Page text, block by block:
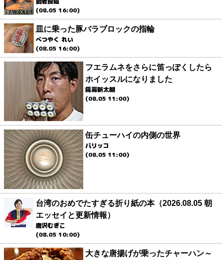
(08.05 16:00)
皿に乗った豚バラブロックの指輪
べつやく れい
(08.05 16:00)
フエラムネをさらに笛っぽくしたら
ホイッスルになりました
爲房新太朗
(08.05 11:00)
缶チューハイの内側の世界
パリッコ
(08.05 11:00)
台湾のおめでたすぎる折り紙の本（2026.08.05 朝
エッセイと更新情報）
唐沢むぎこ
(08.05 10:00)
大きな唐揚げが乗ったチャーハン～